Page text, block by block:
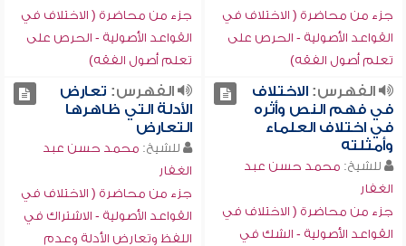
جزء من محاضرة ( الاختلاف في
القواعد الأصولية - الحرص على
تعلم أصول الفقه)
جزء من محاضرة ( الاختلاف في
القواعد الأصولية - الحرص على
تعلم أصول الفقه)
الفهرس:الاختلاف
في فهم النص وأثره
في اختلاف العلماء
وأمثلته
للشيخ: محمد حسن عبد
الغفار
جزء من محاضرة ( الاختلاف في
القواعد الأصولية - الشك في
الفهرس: تعارض
الأدلة التي ظاهرها
التعارض
للشيخ: محمد حسن عبد
الغفار
جزء من محاضرة ( الاختلاف في
القواعد الأصولية - الاشتراك في
اللفظ وتعارض الأدلة وعدم